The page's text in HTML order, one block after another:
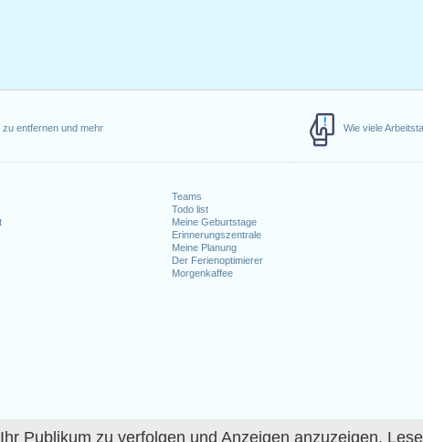
Publikum zu verfolgen und Anzeigen anzuzeigen.
entfernen und mehr Wie viele
Teams
Todo list
Meine Geburtstage
Erinnerungszentrale
Meine Planung
Der Ferienoptimierer
Morgenkaffee